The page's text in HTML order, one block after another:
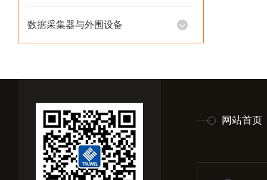
数据采集器与外围设备
网站首页